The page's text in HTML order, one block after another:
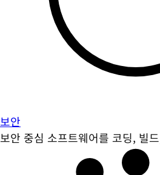
보안
보안 중심 소프트웨어를 코딩, 빌